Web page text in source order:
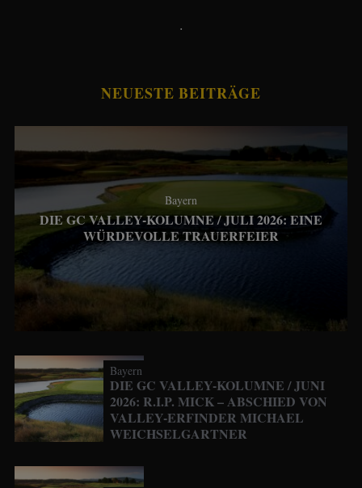
.
NEUESTE BEITRÄGE
Bayern
DIE GC VALLEY-KOLUMNE / JULI 2026: EINE
WÜRDEVOLLE TRAUERFEIER
Bayern
DIE GC VALLEY-KOLUMNE / JUNI
2026: R.I.P. MICK – ABSCHIED VON
VALLEY-ERFINDER MICHAEL
WEICHSELGARTNER